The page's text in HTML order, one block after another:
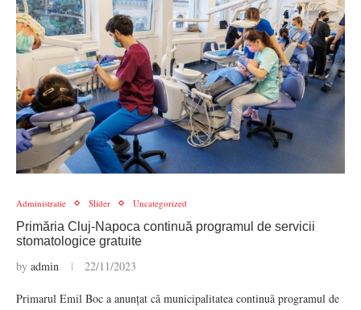
Administratie Slider Uncategorized
Primăria Cluj-Napoca continuă programul de servicii
stomatologice gratuite
by admin 22/11/2023
Primarul Emil Boc a anunțat că municipalitatea continuă programul de